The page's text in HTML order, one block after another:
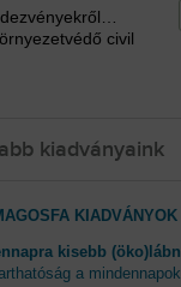
civil
kiadványaink
KIADVÁNYOK
kisebb
a